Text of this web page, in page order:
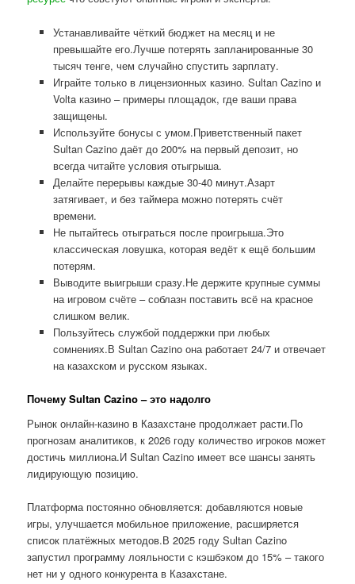
Устанавливайте чёткий бюджет на месяц и не
превышайте его.Лучше потерять запланированные 30
тысяч тенге, чем случайно спустить зарплату.
Играйте только в лицензионных казино. Sultan Cazino и
Volta казино – примеры площадок, где ваши права
защищены.
Используйте бонусы с умом.Приветственный пакет
Sultan Cazino даёт до 200% на первый депозит, но
всегда читайте условия отыгрыша.
Делайте перерывы каждые 30-40 минут.Азарт
затягивает, и без таймера можно потерять счёт
времени.
Не пытайтесь отыграться после проигрыша.Это
классическая ловушка, которая ведёт к ещё большим
потерям.
Выводите выигрыши сразу.Не держите крупные суммы
на игровом счёте – соблазн поставить всё на красное
слишком велик.
Пользуйтесь службой поддержки при любых
сомнениях.В Sultan Cazino она работает 24/7 и отвечает
на казахском и русском языках.
Почему Sultan Cazino – это надолго
Рынок онлайн-казино в Казахстане продолжает расти.По
прогнозам аналитиков, к 2026 году количество игроков может
достичь миллиона.И Sultan Cazino имеет все шансы занять
лидирующую позицию.
Платформа постоянно обновляется: добавляются новые
игры, улучшается мобильное приложение, расширяется
список платёжных методов.В 2025 году Sultan Cazino
запустил программу лояльности с кэшбэком до 15% – такого
нет ни у одного конкурента в Казахстане.